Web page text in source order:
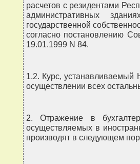
расчетов с резидентами
административных
государственной
согласно постановлению
19.01.1999 N 84.
1.2. Курс, устанавливаемый
осуществлении всех
2. Отражение в
осуществляемых в
производят в следующем